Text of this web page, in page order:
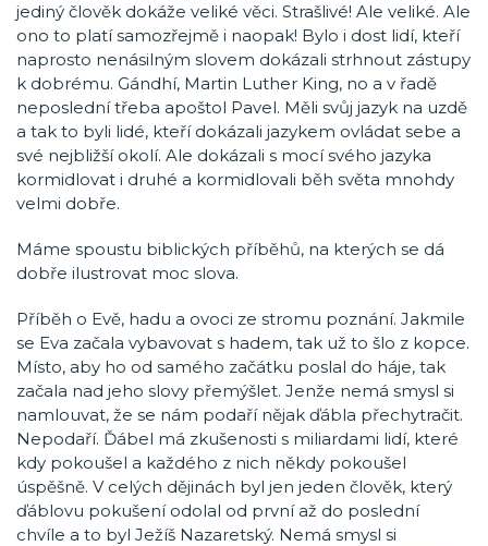
jediný člověk dokáže veliké věci. Strašlivé! Ale veliké. Ale
ono to platí samozřejmě i naopak! Bylo i dost lidí, kteří
naprosto nenásilným slovem dokázali strhnout zástupy
k dobrému. Gándhí, Martin Luther King, no a v řadě
neposlední třeba apoštol Pavel. Měli svůj jazyk na uzdě
a tak to byli lidé, kteří dokázali jazykem ovládat sebe a
své nejbližší okolí. Ale dokázali s mocí svého jazyka
kormidlovat i druhé a kormidlovali běh světa mnohdy
velmi dobře.
Máme spoustu biblických příběhů, na kterých se dá
dobře ilustrovat moc slova.
Příběh o Evě, hadu a ovoci ze stromu poznání. Jakmile
se Eva začala vybavovat s hadem, tak už to šlo z kopce.
Místo, aby ho od samého začátku poslal do háje, tak
začala nad jeho slovy přemýšlet. Jenže nemá smysl si
namlouvat, že se nám podaří nějak ďábla přechytračit.
Nepodaří. Ďábel má zkušenosti s miliardami lidí, které
kdy pokoušel a každého z nich někdy pokoušel
úspěšně. V celých dějinách byl jen jeden člověk, který
ďáblovu pokušení odolal od první až do poslední
chvíle a to byl Ježíš Nazaretský. Nemá smysl si